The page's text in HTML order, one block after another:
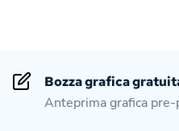
Bozza grafica
Anteprima grafica pre-